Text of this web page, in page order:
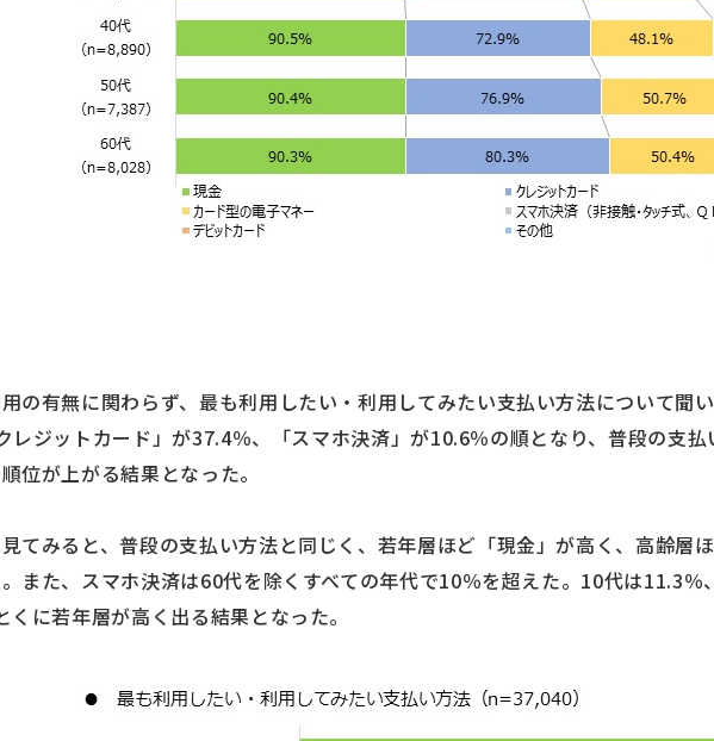
の有無に関わらず、最も利用したい・利用してみたい支払い方法について聞
レジットカード」が37.4％、「スマホ決済」が10.6％の順となり、普段の支
位が上がる結果となった。
てみると、普段の支払い方法と同じく、若年層ほど「現金」が高く、高齢層
また、スマホ決済は60代を除くすべての年代で10％を超えた。10代は11.3
くに若年層が高く出る結果となった。